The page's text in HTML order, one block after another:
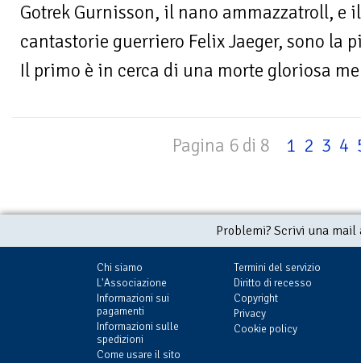
Gotrek Gurnisson, il nano ammazzatroll, e
cantastorie guerriero Felix Jaeger, sono la
Il primo è in cerca di una morte gloriosa
Pagina 6 di 8 1 2 3 4
Problemi? Scrivi una
Chi siamo
L'Associazione
Informazioni sui
pagamenti
Informazioni sulle
spedizioni
Come usare il sito
Termini del servizio
Diritto di recesso
Copyright
Privacy
Cookie policy